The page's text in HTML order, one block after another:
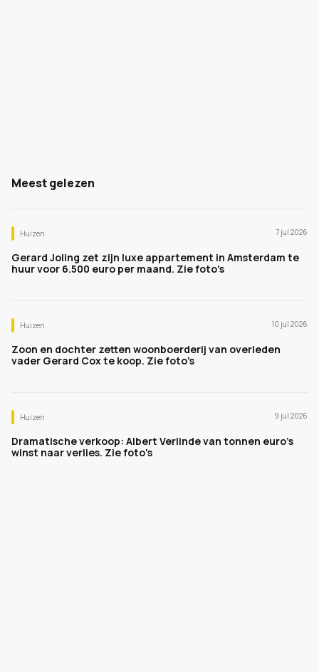
Meest gelezen
Huizen 7 jul 2026
Gerard Joling zet zijn luxe appartement in Amsterdam te
huur voor 6.500 euro per maand. Zie foto's
Huizen 10 jul 2026
Zoon en dochter zetten woonboerderij van overleden
vader Gerard Cox te koop. Zie foto's
Huizen 9 jul 2026
Dramatische verkoop: Albert Verlinde van tonnen euro's
winst naar verlies. Zie foto's